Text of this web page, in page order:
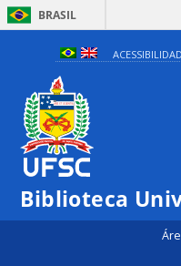
BRASIL
Biblioteca